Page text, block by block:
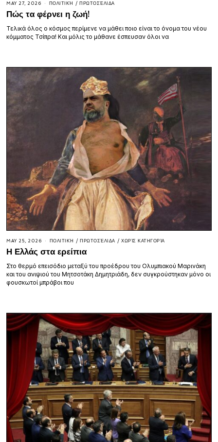
MAY 27, 2026 ΠΟΛΙΤΙΚΉ / ΠΡΩΤΟΣΈΛΙΔΑ
Πώς τα φέρνει η ζωή!
Τελικά όλος ο κόσμος περίμενε να μάθει ποιο είναι το όνομα του νέου
κόμματος Τσίπρα! Και μόλις το μάθανε έσπευσαν όλοι να
MAY 25, 2026 ΠΟΛΙΤΙΚΉ / ΠΡΩΤΟΣΈΛΙΔΑ / ΧΩΡΊΣ ΚΑΤΗΓΟΡΊΑ
Η Ελλάς στα ερείπια
Στο θερμό επεισόδιο μεταξύ του προέδρου του Ολυμπιακού Μαρινάκη
και του ανιψιού του Μητσοτάκη Δημητριάδη, δεν συγκρούστηκαν μόνο οι
φουσκωτοί μπράβοι που